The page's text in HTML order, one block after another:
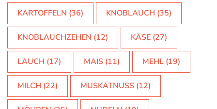
LAUCH(17) MAIS(11) MEHL(19)
MILCH(22) MUSKATNUSS(12)
MÖHREN(25) NUDELN(19)
OLIVENÖL(18) PAPRIKA(23)